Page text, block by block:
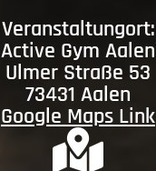
Veranstaltungort:
Active Gym Aalen
Ulmer Straße 53
73431 Aalen
Google Maps Link